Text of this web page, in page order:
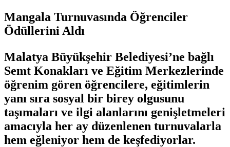
Mangala Turnuvasında Öğrenciler
Ödüllerini Aldı
Malatya Büyükşehir Belediyesi’ne bağlı
Semt Konakları ve Eğitim Merkezlerinde
öğrenim gören öğrencilere, eğitimlerin
yanı sıra sosyal bir birey olgusunu
taşımaları ve ilgi alanlarını genişletmeleri
amacıyla her ay düzenlenen turnuvalarla
hem eğleniyor hem de keşfediyorlar.